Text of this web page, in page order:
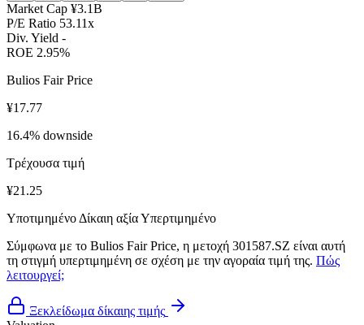
Market Cap ¥3.1B
P/E Ratio 53.11x
Div. Yield -
ROE 2.95%
Bulios Fair Price
¥17.77
16.4% downside
Τρέχουσα τιμή
¥21.25
Υποτιμημένο Δίκαιη αξίαΥπερτιμημένο
Σύμφωνα με το Bulios Fair Price, η μετοχή 301587.SZ είναι αυτή
τη στιγμή υπερτιμημένη σε σχέση με την αγοραία τιμή της. Πώς
λειτουργεί;
Ξεκλείδωμα δίκαιης τιμής